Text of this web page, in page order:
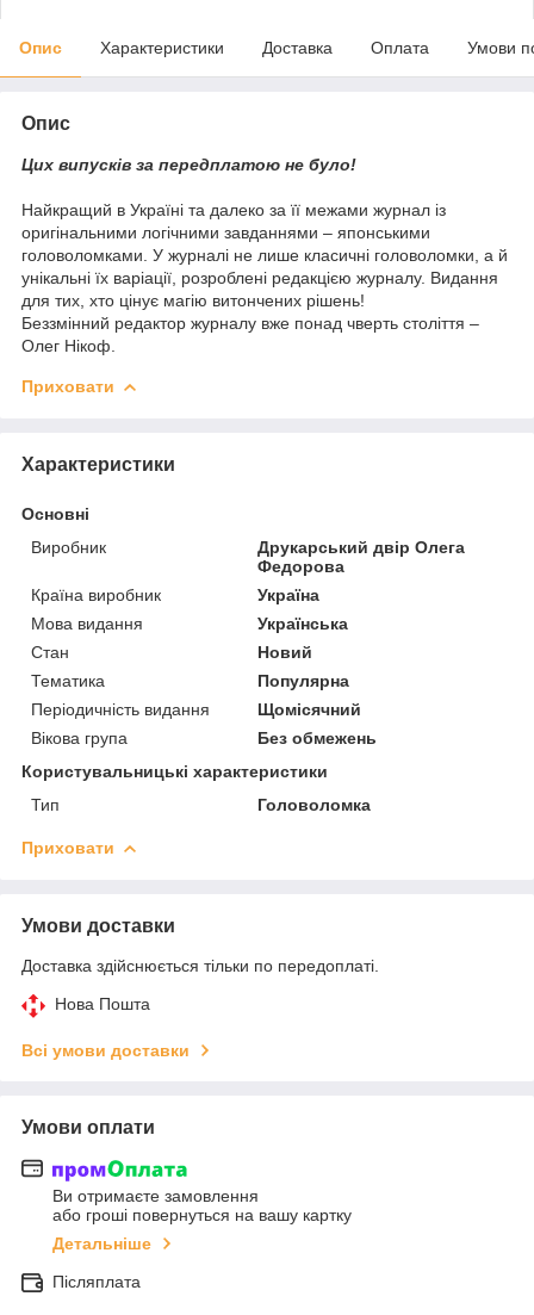
Опис Характеристики Доставка Оплата Умови
Опис
Цих випусків за передплатою не було!
Найкращий в Україні та далеко за її межами журнал із
оригінальними логічними завданнями – японськими
головоломками. У журналі не лише класичні головоломки, а й
унікальні їх варіації, розроблені редакцією журналу. Видання
для тих, хто цінує магію витончених рішень!
Беззмінний редактор журналу вже понад чверть століття –
Олег Нікоф.
Приховати
Характеристики
Основні
Виробник
Друкарський двір Олега
Федорова
Країна виробник
Україна
Мова видання
Українська
Стан
Новий
Тематика
Популярна
Періодичність видання
Щомісячний
Вікова група
Без обмежень
Користувальницькі характеристики
Тип
Головоломка
Приховати
Умови доставки
Доставка здійснюється тільки по передоплаті.
Нова Пошта
Всі умови доставки
Умови оплати
Ви отримаєте замовлення
або гроші повернуться на вашу картку
Детальніше
Післяплата